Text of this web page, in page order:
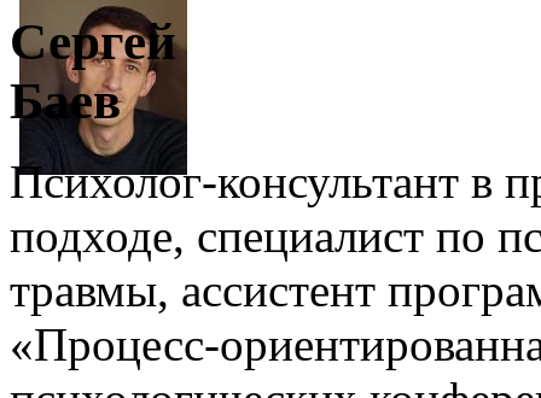
Сергей
Баев
Психолог-консультант в
подходе, специалист по
травмы, ассистент
«Процесс-